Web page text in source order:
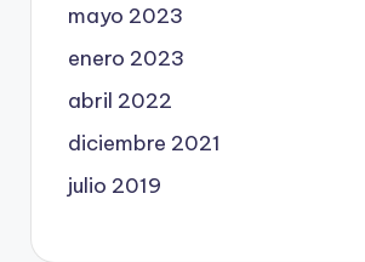
mayo 2023
enero 2023
abril 2022
diciembre 2021
julio 2019